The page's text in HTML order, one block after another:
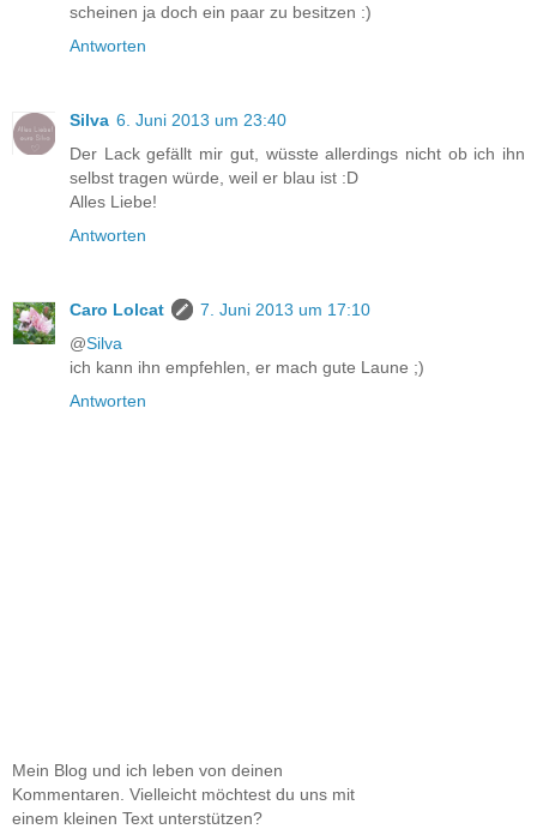
scheinen ja doch ein paar zu besitzen :)
Antworten
Silva 6. Juni 2013 um 23:40
Der Lack gefällt mir gut, wüsste allerdings nicht ob ich ihn
selbst tragen würde, weil er blau ist :D
Alles Liebe!
Antworten
Caro Lolcat
7. Juni 2013 um 17:10
@Silva
ich kann ihn empfehlen, er mach gute Laune ;)
Antworten
Mein Blog und ich leben von deinen
Kommentaren. Vielleicht möchtest du uns mit
einem kleinen Text unterstützen?